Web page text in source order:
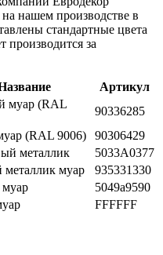
нашем производстве в
стандартные цвета
производится за
Артикул
муар (RAL
90336285
(RAL 9006)
90306429
металлик
5033А0377
муар
935331330
5049а9590
FFFFFF